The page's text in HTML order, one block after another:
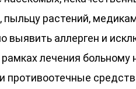
пыльцу растений,
выявить аллерген и
лечения больному
противоотечные